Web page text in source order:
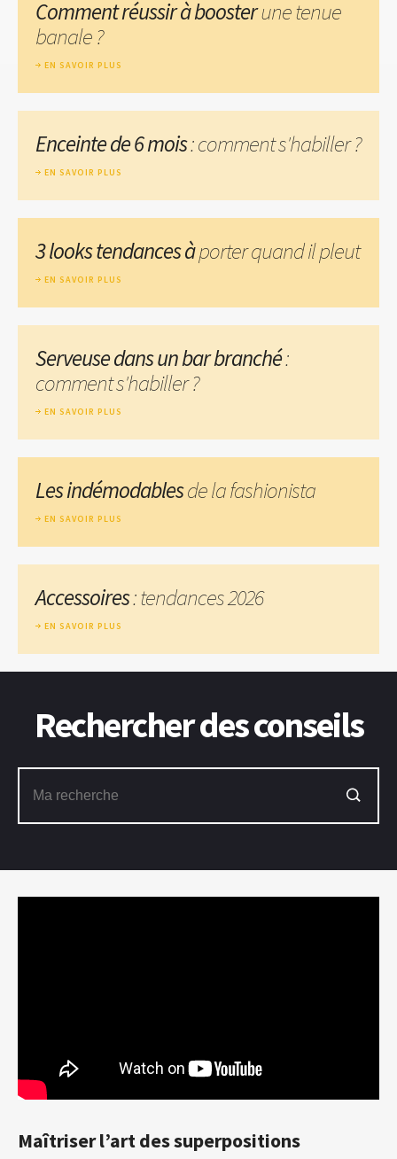
Maîtriser l’art des superpositions
Comment réussir à boosterune tenue
banale ?
EN SAVOIR PLUS
Enceinte de 6 mois: comment s'habiller ?
EN SAVOIR PLUS
3 looks tendances àporter quand il pleut
EN SAVOIR PLUS
Serveuse dans un bar branché:
comment s'habiller ?
EN SAVOIR PLUS
Les indémodablesde la fashionista
EN SAVOIR PLUS
Accessoires: tendances 2026
EN SAVOIR PLUS
Rechercher des conseils